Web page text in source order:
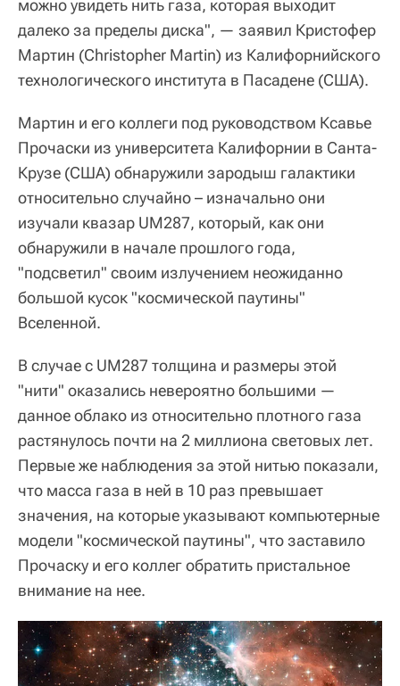
можно увидеть нить газа, которая выходит
далеко за пределы диска", — заявил Кристофер
Мартин (Christopher Martin) из Калифорнийского
технологического института в Пасадене (США).
Мартин и его коллеги под руководством Ксавье
Прочаски из университета Калифорнии в Санта-
Крузе (США) обнаружили зародыш галактики
относительно случайно – изначально они
изучали квазар UM287, который, как они
обнаружили в начале прошлого года,
"подсветил" своим излучением неожиданно
большой кусок "космической паутины"
Вселенной.
В случае с UM287 толщина и размеры этой
"нити" оказались невероятно большими —
данное облако из относительно плотного газа
растянулось почти на 2 миллиона световых лет.
Первые же наблюдения за этой нитью показали,
что масса газа в ней в 10 раз превышает
значения, на которые указывают компьютерные
модели "космической паутины", что заставило
Прочаску и его коллег обратить пристальное
внимание на нее.